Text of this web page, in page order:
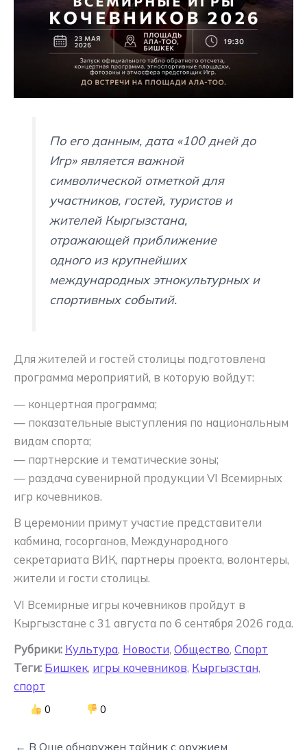
По его данным, дата «100 дней до
Игр» является важной
символической отметкой для
участников, гостей, туристов и
жителей Кыргызстана,
отражающей приближение
одного из крупнейших
международных этнокультурных и
спортивных событий.
Для жителей и гостей столицы подготовлена
программа мероприятий, в которую войдут:
— концертная программа;
— показательные выступления по национальным
видам спорта;
— партнерские и тематические зоны;
— раздача сувенирной продукции VI Всемирных
игр кочевников.
В церемонии примут участие представители
кабмина, госорганов, Международного
секретариата ВИК, партнеры проекта, волонтеры,
жители и гости столицы.
VI Всемирные игры кочевников пройдут в
Кыргызстане с 31 августа по 6 сентября 2026 года.
Рубрики: Культура, Новости, Общество, Спорт
Теги: Бишкек, игры кочевников, Кыргызстан,
спорт
0 0
← В Оше обнаружен тайник с оружием,